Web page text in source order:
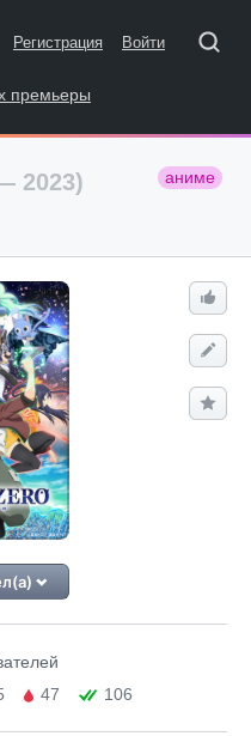
Регистрация Войти
премьеры
2023) аниме
47 106